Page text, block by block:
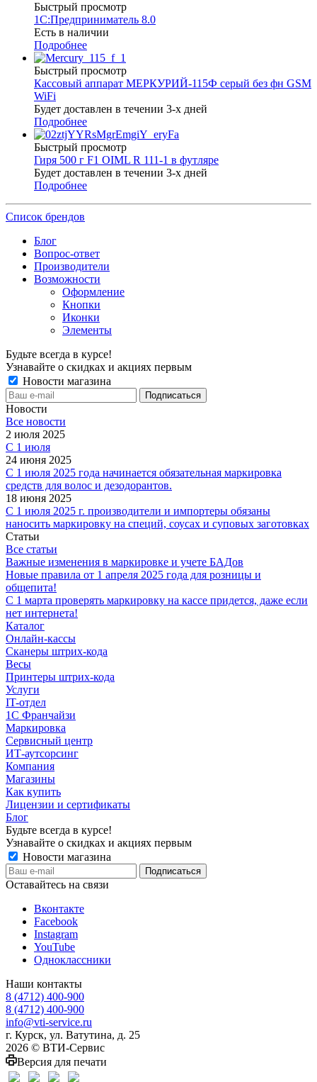
Быстрый просмотр
1С:Предприниматель 8.0
Есть в наличии
Подробнее
Быстрый просмотр
Кассовый аппарат МЕРКУРИЙ-115Ф серый без фн GSM
WiFi
Будет доставлен в течении 3-х дней
Подробнее
Быстрый просмотр
Гиря 500 г F1 OIML R 111-1 в футляре
Будет доставлен в течении 3-х дней
Подробнее
Список брендов
Блог
Вопрос-ответ
Производители
Возможности
Оформление
Кнопки
Иконки
Элементы
Будьте всегда в курсе!
Узнавайте о скидках и акциях первым
Новости магазина
Новости
Все новости
2 июля 2025
С 1 июля
24 июня 2025
С 1 июля 2025 года начинается обязательная маркировка
средств для волос и дезодорантов.
18 июня 2025
С 1 июля 2025 г. производители и импортеры обязаны
наносить маркировку на специй, соусах и суповых заготовках
Статьи
Все статьи
Важные изменения в маркировке и учете БАДов
Новые правила от 1 апреля 2025 года для розницы и
общепита!
С 1 марта проверять маркировку на кассе придется, даже если
нет интернета!
Каталог
Онлайн-кассы
Сканеры штрих-кода
Весы
Принтеры штрих-кода
Услуги
IT-отдел
1С Франчайзи
Маркировка
Сервисный центр
ИТ-аутсорсинг
Компания
Магазины
Как купить
Лицензии и сертификаты
Блог
Будьте всегда в курсе!
Узнавайте о скидках и акциях первым
Новости магазина
Оставайтесь на связи
Вконтакте
Facebook
Instagram
YouTube
Одноклассники
Наши контакты
8 (4712) 400-900
8 (4712) 400-900
info@vti-service.ru
г. Курск, ул. Ватутина, д. 25
2026 © ВТИ-Сервис
Версия для печати